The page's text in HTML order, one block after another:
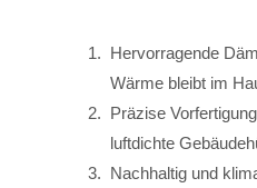
Hervorragende
Wärme bleibt im
Präzise
luftdichte
Nachhaltig und